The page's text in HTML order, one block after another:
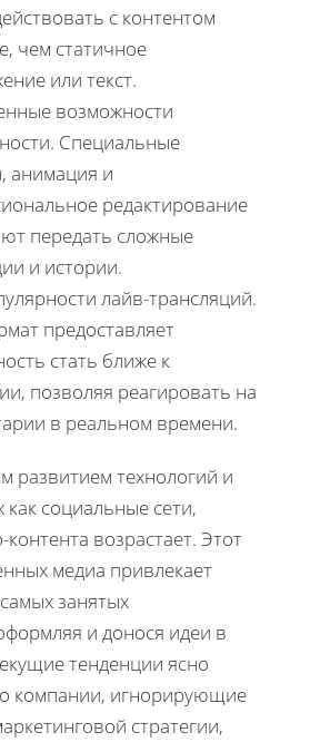
с контентом
чем статичное
или текст.
возможности
Специальные
анимация и
редактирование
передать сложные
и истории.
лайв-трансляций.
предоставляет
стать ближе к
позволяя реагировать на
в реальном времени.
развитием технологий и
как социальные сети,
возрастает. Этот
медиа привлекает
занятых
и донося идеи в
тенденции ясно
компании, игнорирующие
стратегии,